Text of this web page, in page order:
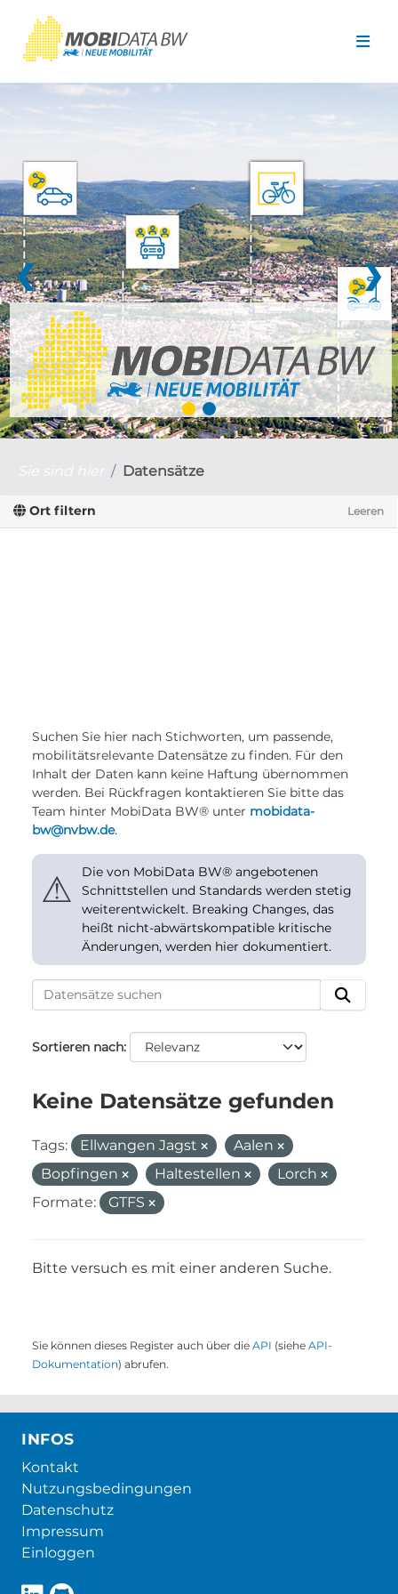
❮ ❯
Datensätze
Ort filtern Leeren
Suchen Sie hier nach Stichworten, um passende,
mobilitätsrelevante Datensätze zu finden. Für den
Inhalt der Daten kann keine Haftung übernommen
werden. Bei Rückfragen kontaktieren Sie bitte das
Team hinter MobiData BW® unter mobidata-
bw@nvbw.de.
⚠
Die von MobiData BW® angebotenen
Schnittstellen und Standards werden stetig
weiterentwickelt. Breaking Changes, das
heißt nicht-abwärtskompatible kritische
Änderungen, werden hier dokumentiert.
Sortieren nach
Keine Datensätze gefunden
Tags: Ellwangen Jagst
Aalen
Bopfingen
Haltestellen
Lorch
Formate:
GTFS
Bitte versuch es mit einer anderen Suche.
Sie können dieses Register auch über die API (siehe API-
Dokumentation) abrufen.
INFOS
Kontakt
Nutzungsbedingungen
Datenschutz
Impressum
Einloggen